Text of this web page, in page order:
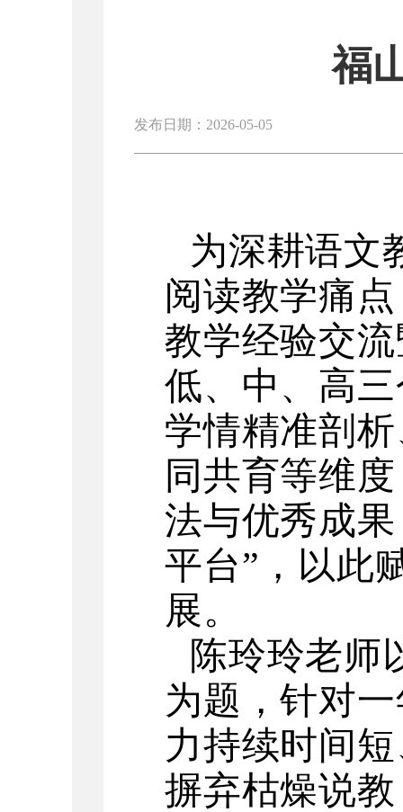
福
发布日期：2026-05-05
为深耕语文
阅读教学痛
教学经验交
低、中、高
学情精准剖
同共育等维
法与优秀成
平台”，以此
展。
陈玲玲老师
为题，针对
力持续时间
摒弃枯燥说